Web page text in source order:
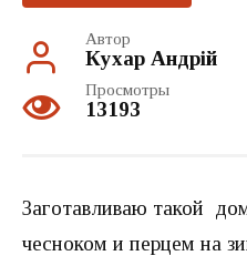
Автор
Кухар Андрій
Просмотры
13193
Заготавливаю такой
чесноком и перцем на